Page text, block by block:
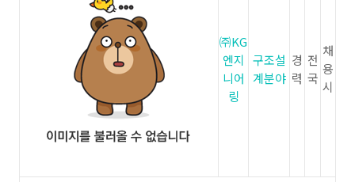
㈜KG
엔지
니어
링
구조설
계분야
경
력
전
국
채
용
시